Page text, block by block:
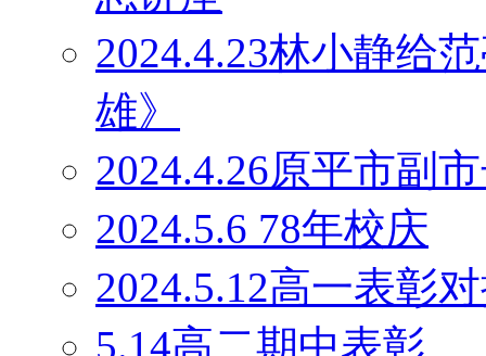
2024.4.23林小静给
雄》
2024.4.26原平市副
2024.5.6 78年校庆
2024.5.12高一表彰
5.14高二期中表彰